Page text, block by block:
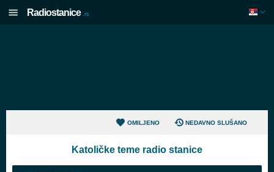
Radiostanice .rs
OMILJENO NEDAVNO SLUŠANO
Katoličke teme radio stanice